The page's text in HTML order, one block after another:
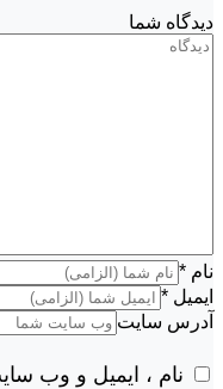
دیدگاه شما
نام *
ایمیل *
آدرس سایت
نام ، ایمیل و وب